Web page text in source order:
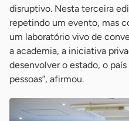
disruptivo. Nesta terceira
repetindo um evento, mas
um laboratório vivo de
a academia, a iniciativa
desenvolver o estado, o
pessoas”, afirmou.